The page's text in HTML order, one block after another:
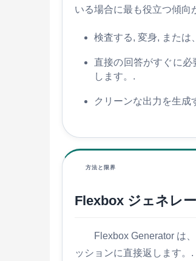
いる場合に最も役立つ傾向
検査する, 変身, または
直接の回答がすぐに
します。.
クリーンな出力を生成
方法と限界
Flexbox ジェネレ
Flexbox Generator は
ッションに直接返します